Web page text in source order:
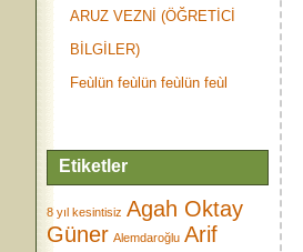
ARUZ VEZNİ (ÖĞRETİCİ
BİLGİLER)
Feùlün feùlün feùlün feùl
Etiketler
8 yıl kesintisiz Agah Oktay
Güner Alemdaroğlu Arif